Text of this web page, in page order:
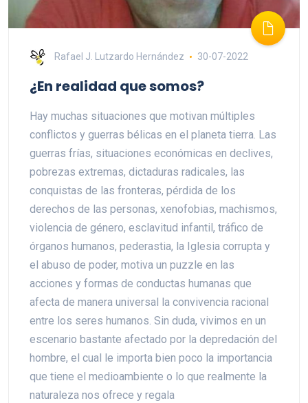
Rafael J. Lutzardo Hernández 30-07-2022
¿En realidad que somos?
Hay muchas situaciones que motivan múltiples
conflictos y guerras bélicas en el planeta tierra. Las
guerras frías, situaciones económicas en declives,
pobrezas extremas, dictaduras radicales, las
conquistas de las fronteras, pérdida de los
derechos de las personas, xenofobias, machismos,
violencia de género, esclavitud infantil, tráfico de
órganos humanos, pederastia, la Iglesia corrupta y
el abuso de poder, motiva un puzzle en las
acciones y formas de conductas humanas que
afecta de manera universal la convivencia racional
entre los seres humanos. Sin duda, vivimos en un
escenario bastante afectado por la depredación del
hombre, el cual le importa bien poco la importancia
que tiene el medioambiente o lo que realmente la
naturaleza nos ofrece y regala